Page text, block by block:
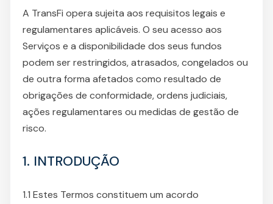
A TransFi opera sujeita aos requisitos legais e
regulamentares aplicáveis. O seu acesso aos
Serviços e a disponibilidade dos seus fundos
podem ser restringidos, atrasados, congelados ou
de outra forma afetados como resultado de
obrigações de conformidade, ordens judiciais,
ações regulamentares ou medidas de gestão de
risco.
1. INTRODUÇÃO
1.1 Estes Termos constituem um acordo